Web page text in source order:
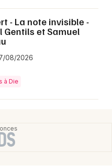
- La note invisible -
Gentils et Samuel
08/2026
à Die